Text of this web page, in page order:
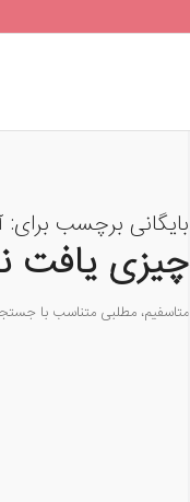
بایگانی برچسب برای:
چیزی یافت
متاسفیم، مطلبی متناسب با